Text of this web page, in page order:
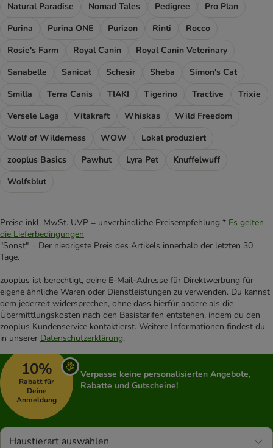
Natural Paradise
Nomad Tales Pedigree
Pro Plan
Purina
Purina ONE Purizon Rinti
Rocco
Rosie's Farm
Royal Canin
Royal Canin Veterinary
Sanabelle
Sanicat Schesir Sheba
Simon's Cat
Smilla
Terra Canis TIAKI Tigerino Tractive
Trixie
Versele Laga
Vitakraft Whiskas
Wild Freedom
Wolf of Wilderness
WOW
Lokal produziert
zooplus Basics
Pawhut Lyra Pet
Knuffelwuff
Wolfsblut
Preise inkl. MwSt. UVP = unverbindliche Preisempfehlung * Es gelten
die Lieferbedingungen
"Sonst" = Der niedrigste Preis des Artikels innerhalb der letzten 30
Tage.
zooplus ist berechtigt, deine E-Mail-Adresse für Direktwerbung für
eigene ähnliche Waren oder Dienstleistungen zu verwenden. Du kannst
dem jederzeit widersprechen, ohne dass hierfür andere als die
Übermittlungskosten nach den Basistarifen entstehen, indem du den
zooplus Kundenservice kontaktierst. Weitere Informationen findest du
in unserer Datenschutzerklärung.
10%
Rabatt für
Deine
Anmeldung
Verpasse keine personalisierten Angebote,
Rabatte und Gutscheine!
Haustierart auswählen